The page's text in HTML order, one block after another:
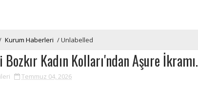
Kurum Haberleri /Unlabelled
Kadın Kolları'ndan Aşure İkramı.
Temmuz 04, 2026